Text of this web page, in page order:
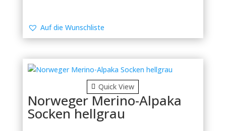
Optionen
auf
der
Produktseite
gewählt
werden
Auf die Wunschliste
Quick View
Norweger Merino-Alpaka
Socken hellgrau